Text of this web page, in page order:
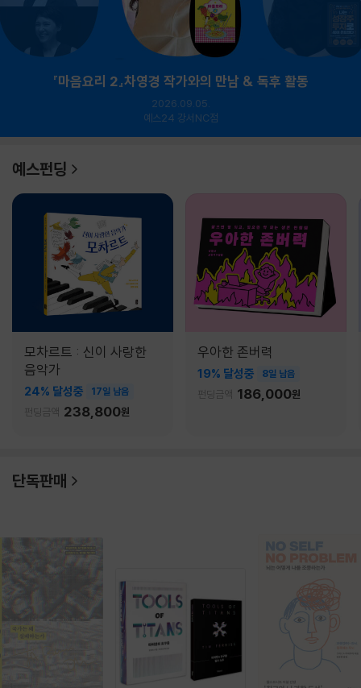
『마음요리 2』차영경 작가와의 만남 & 독후 활동
2026.09.05.
예스24 강서NC점
예스펀딩
모차르트 : 신이 사랑한
음악가
24% 달성중 17일 남음
펀딩금액 238,800원
우아한 존버력
19% 달성중 8일 남음
펀딩금액 186,000원
단독판매